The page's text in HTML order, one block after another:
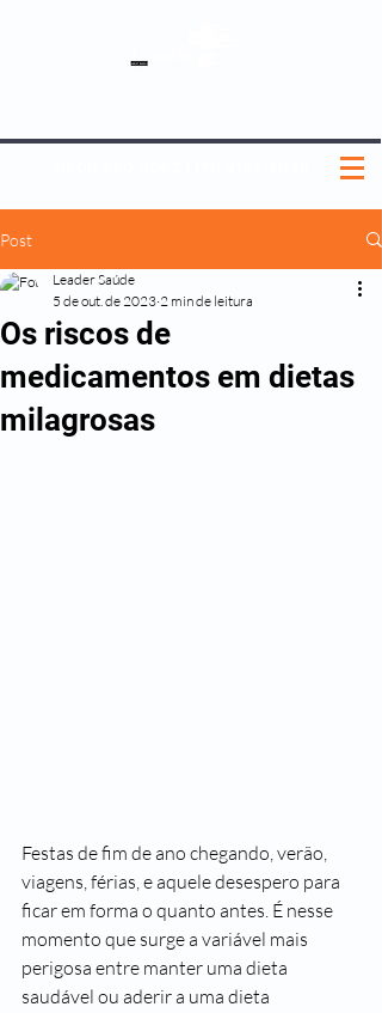
Post
Os riscos de
medicamentos em dietas
milagrosas
Leader Saúde
5 de out. de 2023 2 min de leitura
Festas de fim de ano chegando, verão,
viagens, férias, e aquele desespero para
ficar em forma o quanto antes. É nesse
momento que surge a variável mais
perigosa entre manter uma dieta
saudável ou aderir a uma dieta